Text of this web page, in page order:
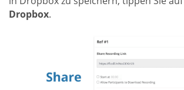
Dropbox.